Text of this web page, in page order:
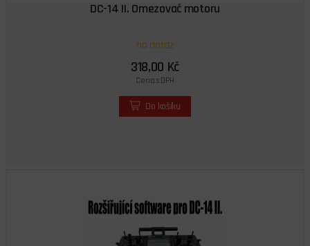
DC-14 II. Omezovač motoru
na dotaz
318,00 Kč
Cena s DPH
Do košíku